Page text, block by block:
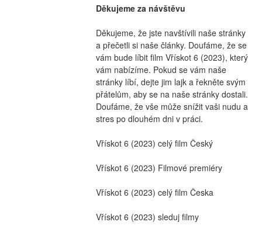
Děkujeme za návštěvu
Děkujeme, že jste navštívili naše stránky
a přečetli si naše články. Doufáme, že se
vám bude líbit film Vřískot 6 (2023), který
vám nabízíme. Pokud se vám naše
stránky líbí, dejte jim lajk a řekněte svým
přátelům, aby se na naše stránky dostali.
Doufáme, že vše může snížit vaši nudu a
stres po dlouhém dni v práci.
Vřískot 6 (2023) celý film Český
Vřískot 6 (2023) Filmové premiéry
Vřískot 6 (2023) celý film Česka
Vřískot 6 (2023) sleduj filmy